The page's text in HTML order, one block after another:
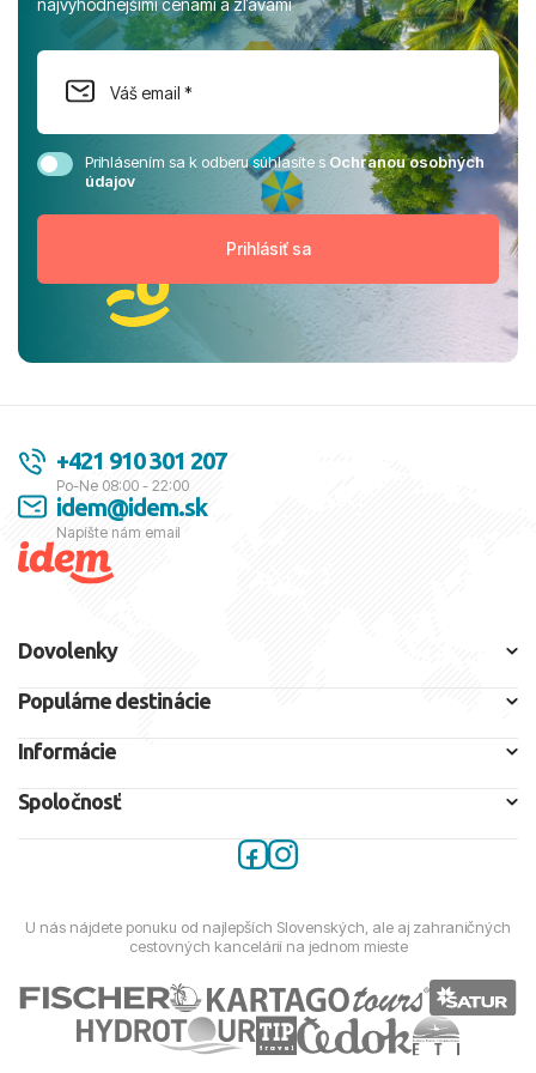
najvýhodnejšími cenami a zľavami
Prihlásením sa k odberu súhlasíte sOchranou osobných
údajov
+421 910 301 207
Po-Ne 08:00 - 22:00
idem@idem.sk
Napíšte nám email
Dovolenky
Populárne destinácie
Informácie
Spoločnosť
U nás nájdete ponuku od najlepších Slovenských, ale aj zahraničných
cestovných kancelárií na jednom mieste